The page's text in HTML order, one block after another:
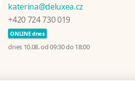
katerina@deluxea.cz
+420 724 730 019
ONLINE dnes
dnes 10.08. od 09:30 do 18:00